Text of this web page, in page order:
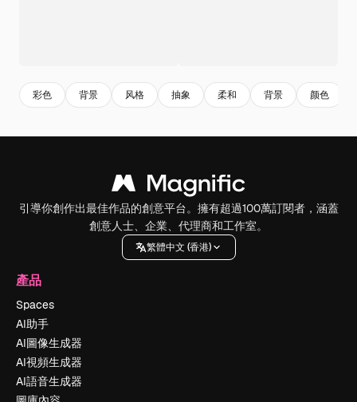
彩色 背景 风格 抽象 柔和 背景 颜色
引導你創作出最佳作品的創意平台。擁有超過100萬訂閱者，涵蓋
創意人士、企業、代理商和工作室。
繁體中文 (香港)
產品
Spaces
AI助手
AI圖像生成器
AI視頻生成器
AI語音生成器